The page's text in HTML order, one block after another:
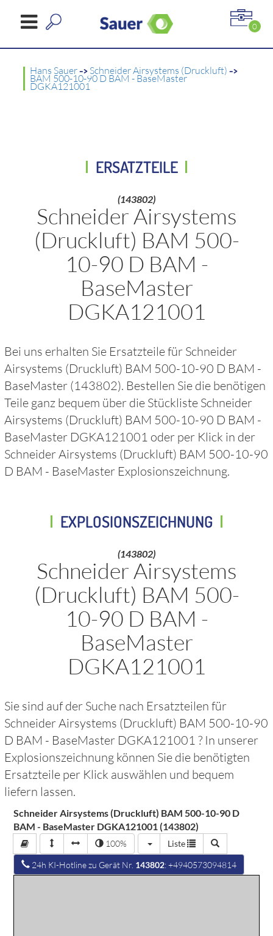
0
Hans Sauer-> Schneider Airsystems (Druckluft) ->
BAM 500-10-90 D BAM - BaseMaster
DGKA121001
ERSATZTEILE
(143802)
Schneider Airsystems
(Druckluft) BAM 500-
10-90 D BAM -
BaseMaster
DGKA121001
Bei uns erhalten Sie Ersatzteile für Schneider
Airsystems (Druckluft) BAM 500-10-90 D BAM -
BaseMaster (143802). Bestellen Sie die benötigen
Teile ganz bequem über die Stückliste Schneider
Airsystems (Druckluft) BAM 500-10-90 D BAM -
BaseMaster DGKA121001 oder per Klick in der
Schneider Airsystems (Druckluft) BAM 500-10-90
D BAM - BaseMaster Explosionszeichnung.
EXPLOSIONSZEICHNUNG
(143802)
Schneider Airsystems
(Druckluft) BAM 500-
10-90 D BAM -
BaseMaster
DGKA121001
Sie sind auf der Suche nach Ersatzteilen für
Schneider Airsystems (Druckluft) BAM 500-10-90
D BAM - BaseMaster DGKA121001? In unserer
Explosionszeichnung können Sie die benötigten
Ersatzteile per Klick auswählen und bequem
liefern lassen.
Schneider Airsystems (Druckluft) BAM 500-10-90 D
BAM - BaseMaster DGKA121001 (143802)
100% Liste
24h KI-Hotline zu Gerät Nr. 143802: +4940573094814